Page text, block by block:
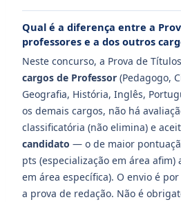
Qual é a diferença entre a
professores e a dos outros
Neste concurso, a Prova de
cargos de Professor (Pedagogo,
Geografia, História, Inglês,
os demais cargos, não há
classificatória (não elimina) e
candidato — o de maior
pts (especialização em área afim)
em área específica). O envio é
a prova de redação. Não é